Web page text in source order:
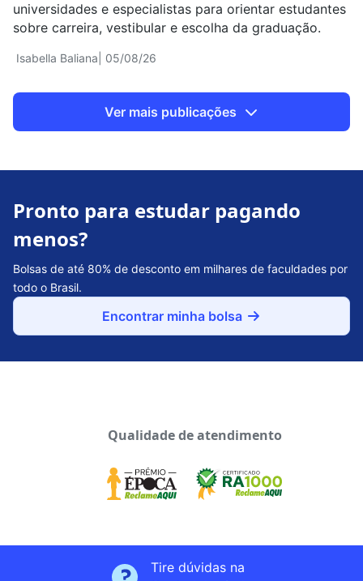
Isabella Baliana | 05/08/26
universidades e especialistas para orientar estudantes
sobre carreira, vestibular e escolha da graduação.
Ver mais publicações
Pronto para estudar pagando
menos?
Bolsas de até 80% de desconto em milhares de faculdades por
todo o Brasil.
Encontrar minha bolsa
Qualidade de atendimento
Tire dúvidas na